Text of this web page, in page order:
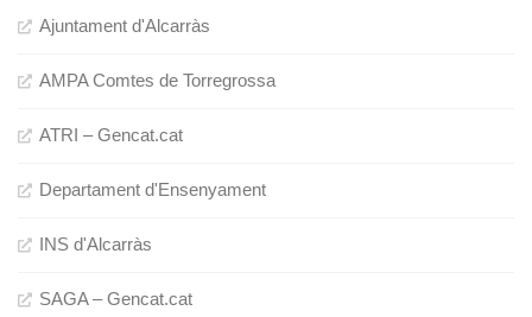
Ajuntament d'Alcarràs
AMPA Comtes de Torregrossa
ATRI – Gencat.cat
Departament d'Ensenyament
INS d'Alcarràs
SAGA – Gencat.cat